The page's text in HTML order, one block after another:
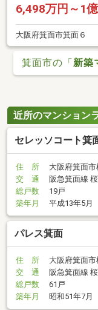
6,498万円～1
大阪府箕面市箕面６
箕面市の「 新築
近所のマンション
セレッソコート箕
住 所
大阪府箕面
交 通
阪急箕面線
総戸数
19戸
築年月
平成13年5月
パレス箕面
住 所
大阪府箕面
交 通
阪急箕面線
総戸数
61戸
築年月
昭和51年7月